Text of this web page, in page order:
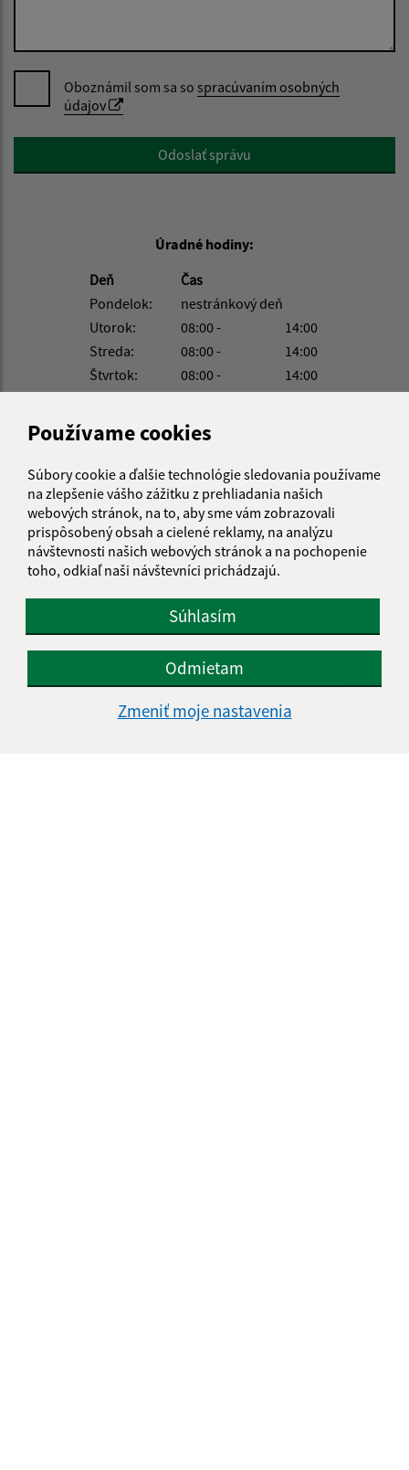
Používame cookies
Súbory cookie a ďalšie technológie sledovania používame
na zlepšenie vášho zážitku z prehliadania našich
webových stránok, na to, aby sme vám zobrazovali
prispôsobený obsah a cielené reklamy, na analýzu
návštevnosti našich webových stránok a na pochopenie
toho, odkiaľ naši návštevníci prichádzajú.
Súhlasím
Odmietam
Zmeniť moje nastavenia
Oboznámil som sa so spracúvaním osobných
údajov
Google reCaptcha ResponseOdoslať správu
Úradné hodiny:
Deň
Čas
Pondelok:
nestránkový deň
Utorok:
08:00 -
14:00
Streda:
08:00 -
14:00
Štvrtok:
08:00 -
14:00
Kontakt:
Obecný úrad Suchá Dolina
Suchá Dolina 68
082 43 Sedlce
info@suchadolina.sk
+421 51 77 82 337
IČO: 00690635